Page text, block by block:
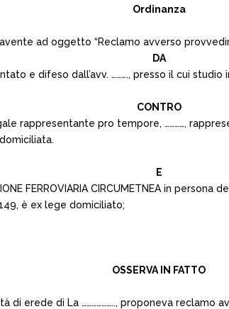
Ordinanza
ad oggetto “Reclamo avverso
DA
e difeso dall’avv. ………., presso il cui
CONTRO
rappresentante pro tempore, …………,
E
FERROVIARIA CIRCUMETNEA in
è ex lege domiciliato;
OSSERVA IN FATTO
di erede di La ……………….., proponeva reclamo